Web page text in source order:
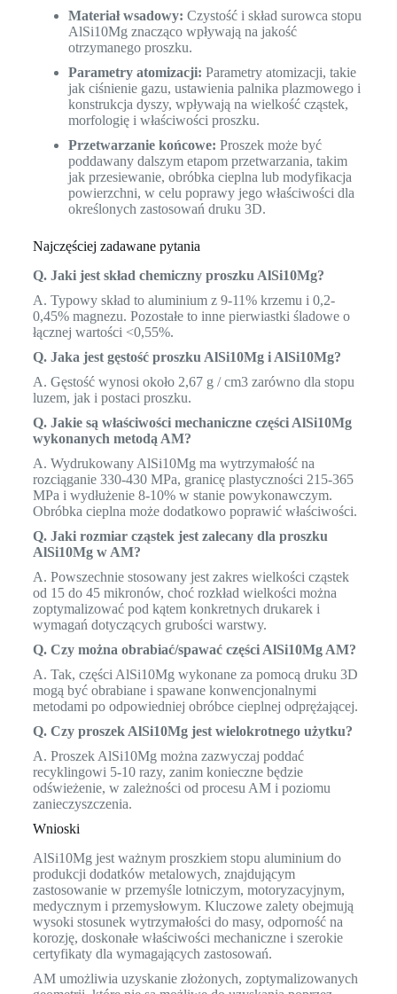
Materiał wsadowy: Czystość i skład surowca stopu
AlSi10Mg znacząco wpływają na jakość
otrzymanego proszku.
Parametry atomizacji: Parametry atomizacji, takie
jak ciśnienie gazu, ustawienia palnika plazmowego i
konstrukcja dyszy, wpływają na wielkość cząstek,
morfologię i właściwości proszku.
Przetwarzanie końcowe: Proszek może być
poddawany dalszym etapom przetwarzania, takim
jak przesiewanie, obróbka cieplna lub modyfikacja
powierzchni, w celu poprawy jego właściwości dla
określonych zastosowań druku 3D.
Najczęściej zadawane pytania
Q. Jaki jest skład chemiczny proszku AlSi10Mg?
A. Typowy skład to aluminium z 9-11% krzemu i 0,2-
0,45% magnezu. Pozostałe to inne pierwiastki śladowe o
łącznej wartości <0,55%.
Q. Jaka jest gęstość proszku AlSi10Mg i AlSi10Mg?
A. Gęstość wynosi około 2,67 g / cm3 zarówno dla stopu
luzem, jak i postaci proszku.
Q. Jakie są właściwości mechaniczne części AlSi10Mg
wykonanych metodą AM?
A. Wydrukowany AlSi10Mg ma wytrzymałość na
rozciąganie 330-430 MPa, granicę plastyczności 215-365
MPa i wydłużenie 8-10% w stanie powykonawczym.
Obróbka cieplna może dodatkowo poprawić właściwości.
Q. Jaki rozmiar cząstek jest zalecany dla proszku
AlSi10Mg w AM?
A. Powszechnie stosowany jest zakres wielkości cząstek
od 15 do 45 mikronów, choć rozkład wielkości można
zoptymalizować pod kątem konkretnych drukarek i
wymagań dotyczących grubości warstwy.
Q. Czy można obrabiać/spawać części AlSi10Mg AM?
A. Tak, części AlSi10Mg wykonane za pomocą druku 3D
mogą być obrabiane i spawane konwencjonalnymi
metodami po odpowiedniej obróbce cieplnej odprężającej.
Q. Czy proszek AlSi10Mg jest wielokrotnego użytku?
A. Proszek AlSi10Mg można zazwyczaj poddać
recyklingowi 5-10 razy, zanim konieczne będzie
odświeżenie, w zależności od procesu AM i poziomu
zanieczyszczenia.
Wnioski
AlSi10Mg jest ważnym proszkiem stopu aluminium do
produkcji dodatków metalowych, znajdującym
zastosowanie w przemyśle lotniczym, motoryzacyjnym,
medycznym i przemysłowym. Kluczowe zalety obejmują
wysoki stosunek wytrzymałości do masy, odporność na
korozję, doskonałe właściwości mechaniczne i szerokie
certyfikaty dla wymagających zastosowań.
AM umożliwia uzyskanie złożonych, zoptymalizowanych